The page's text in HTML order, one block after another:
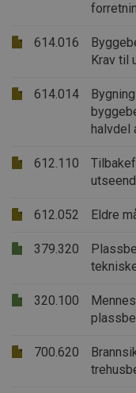
614.016
Krav til
614.014
halvdel
612.110
612.052 Eldre
379.320
320.100
700.620